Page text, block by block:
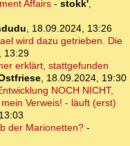
Affairs- stokk',
, 18.09.2024, 13:26
wird dazu getrieben. Die
13:29
erklärt, stattgefunden
, 18.09.2024, 19:30
NOCH NICHT,
Verweis! - läuft (erst)
der Marionetten?-